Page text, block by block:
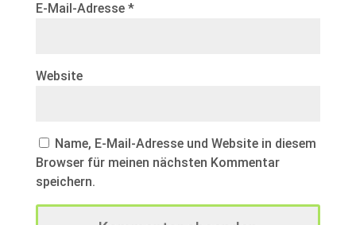
E-Mail-Adresse *
Website
Name, E-Mail-Adresse und Website in diesem
Browser für meinen nächsten Kommentar
speichern.